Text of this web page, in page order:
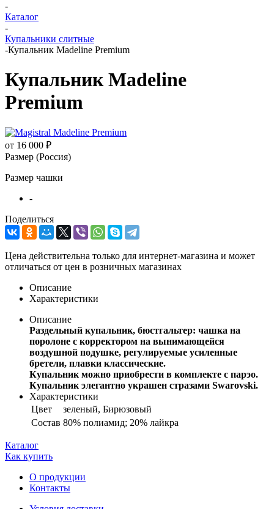
-
Каталог
-
Купальники слитные
-Купальник Madeline Premium
Купальник Madeline
Premium
от 16 000 ₽
Размер (Россия)
Размер чашки
-
Поделиться
Цена действительна только для интернет-магазина и может
отличаться от цен в розничных магазинах
Описание
Характеристики
Описание
Раздельный купальник, бюстгальтер: чашка на
поролоне с корректором на вынимающейся
воздушной подушке, регулируемые усиленные
бретели, плавки классические.
Купальник можно приобрести в комплекте с парэо.
Купальник элегантно украшен стразами Swarovski.
Характеристики
Цвет
зеленый, Бирюзовый
Состав 80% полиамид; 20% лайкра
Каталог
Как купить
О продукции
Контакты